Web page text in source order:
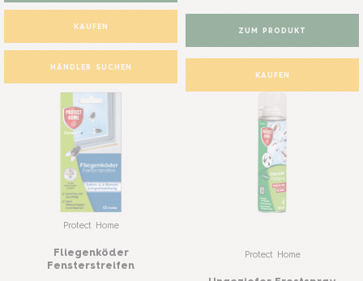
KAUFEN
HÄNDLER SUCHEN
ZUM PRODUKT
KAUFEN
Protect Home
Fliegenköder
Fensterstreifen
Protect Home